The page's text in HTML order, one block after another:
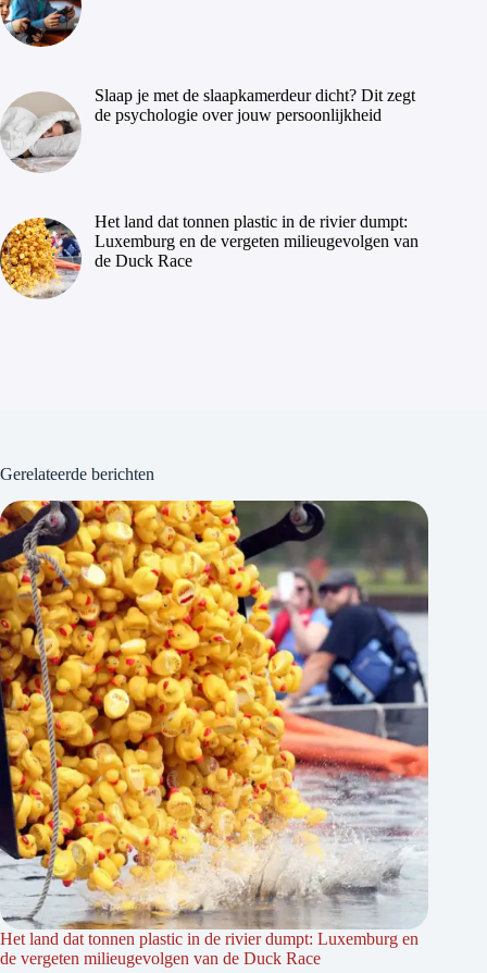
Slaap je met de slaapkamerdeur dicht? Dit zegt
de psychologie over jouw persoonlijkheid
Het land dat tonnen plastic in de rivier dumpt:
Luxemburg en de vergeten milieugevolgen van
de Duck Race
Gerelateerde berichten
Het land dat tonnen plastic in de rivier dumpt: Luxemburg en
de vergeten milieugevolgen van de Duck Race